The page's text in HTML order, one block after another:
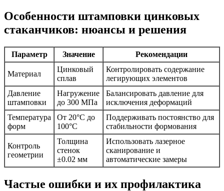
Особенности штамповки цинковых
стаканчиков: нюансы и решения
Параметр Значение Рекомендации
Материал
Цинковый
сплав
Контролировать содержание
легирующих элементов
Давление
штамповки
Нагружение
до 300 МПа
Балансировать давление для
исключения деформаций
Температура
форм
От 20°C до
100°C
Поддерживать постоянство для
стабильности формования
Контроль
геометрии
Толщина
стенок
±0.02 мм
Использовать лазерное
сканирование и
автоматические замеры
Частые ошибки и их профилактика